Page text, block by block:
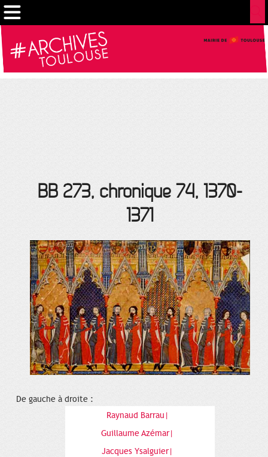
BB 273, chronique 74, 1370-
1371
De gauche à droite :
Raynaud Barrau|
Guillaume Azémar|
Jacques Ysalguier|
Cookies management panel